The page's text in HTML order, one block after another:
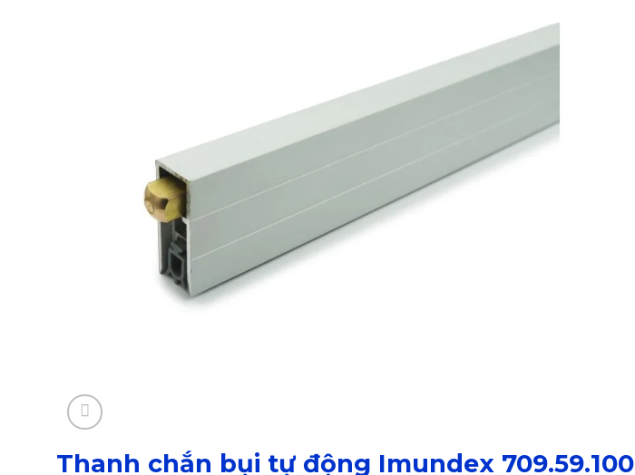
Thanh chắn bụi tự động Imundex 709.59.100